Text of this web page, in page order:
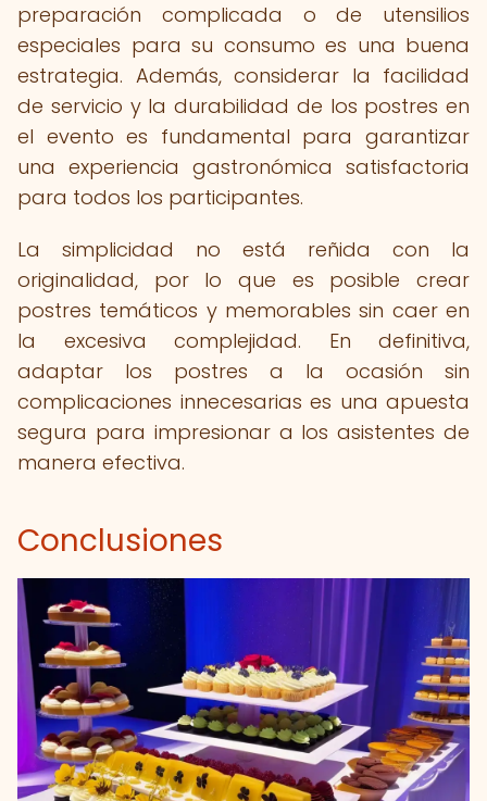
preparación complicada o de utensilios
especiales para su consumo es una buena
estrategia. Además, considerar la facilidad
de servicio y la durabilidad de los postres en
el evento es fundamental para garantizar
una experiencia gastronómica satisfactoria
para todos los participantes.
La simplicidad no está reñida con la
originalidad, por lo que es posible crear
postres temáticos y memorables sin caer en
la excesiva complejidad. En definitiva,
adaptar los postres a la ocasión sin
complicaciones innecesarias es una apuesta
segura para impresionar a los asistentes de
manera efectiva.
Conclusiones